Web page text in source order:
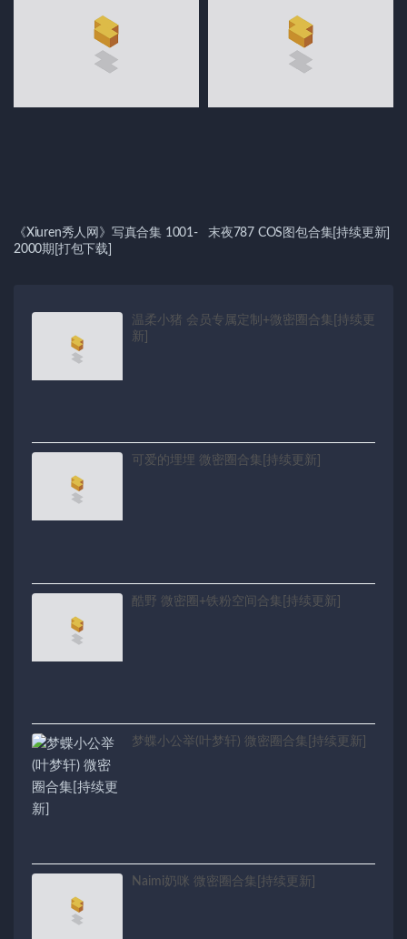
《Xiuren秀人网》写真合集 1001-
2000期[打包下载]
末夜787 COS图包合集[持续更新]
温柔小猪 会员专属定制+微密圈合集[持续更
新]
可爱的埋埋 微密圈合集[持续更新]
酷野 微密圈+铁粉空间合集[持续更新]
梦蝶小公举(叶梦轩) 微密圈合集[持续更新]
Naimi奶咪 微密圈合集[持续更新]